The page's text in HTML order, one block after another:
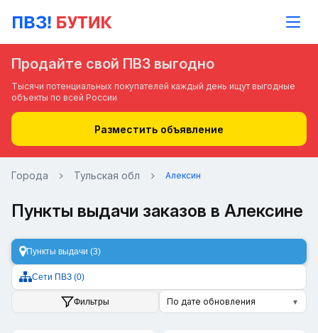
Продайте свой ПВЗ выгодно
Тысячи потенциальных покупателей каждый день ищут выгодные
объекты по всей России
Разместить объявление
Города Тульская обл Алексин
Пункты выдачи заказов в Алексине
Пункты выдачи (3)
Сети ПВЗ (0)
Фильтры По дате обновления ▼